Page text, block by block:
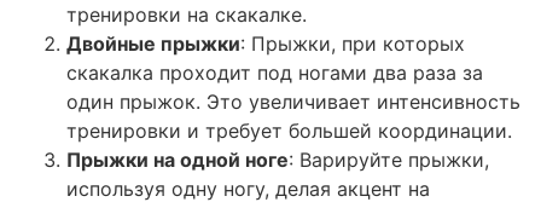
тренировки на скакалке.
Двойные прыжки: Прыжки, при которых
скакалка проходит под ногами два раза за
один прыжок. Это увеличивает интенсивность
тренировки и требует большей координации.
Прыжки на одной ноге: Варируйте прыжки,
используя одну ногу, делая акцент на